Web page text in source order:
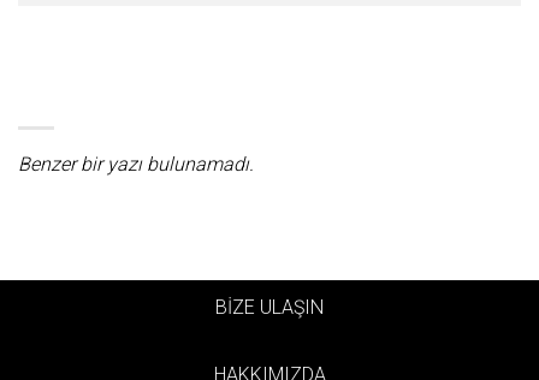
Benzer bir yazı bulunamadı.
BİZE ULAŞIN
HAKKIMIZDA